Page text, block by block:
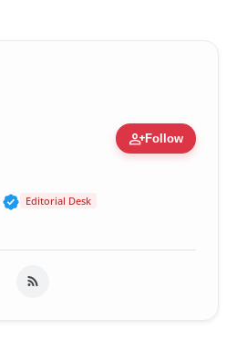
person_addFollow
Verified Public Figure
Editorial Desk